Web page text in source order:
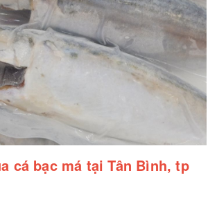
cá bạc má tại Tân Bình, tp